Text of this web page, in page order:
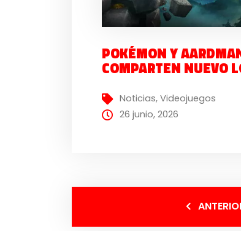
POKÉMON Y
COMPARTEN NUEVO
Noticias,Videojuegos
26 junio, 2026